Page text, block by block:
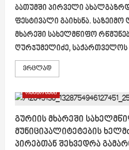
ბათუმში პირველი
ფესტივალი გაიხსნა. საზეიმო
მხარეში სახელმწიფო
ღურჯუმელიძე, საქართველოს
ვრცლადRead
more
მხარეში
სახელმწიფო
ბათუმში
პირველი
ახალგაზრდული
ოლიმპიური
ფესტივალის
რეგიონები
გურიის მხარეში
მუნიციპალიტეტების
პირებთან შეხვედრა